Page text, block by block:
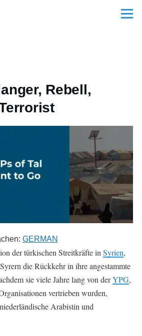
Menü
Rebell,
GERMAN
der türkischen Streitkräfte in Syrien,
die Rückkehr in ihre angestammte
sie viele Jahre lang von derYPG,
vertrieben wurden,
Arabistin und